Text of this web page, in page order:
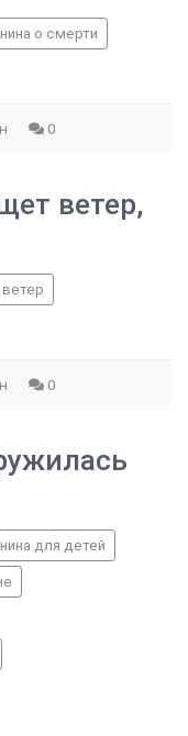
о смерти
0
ветер,
ветер
0
для детей